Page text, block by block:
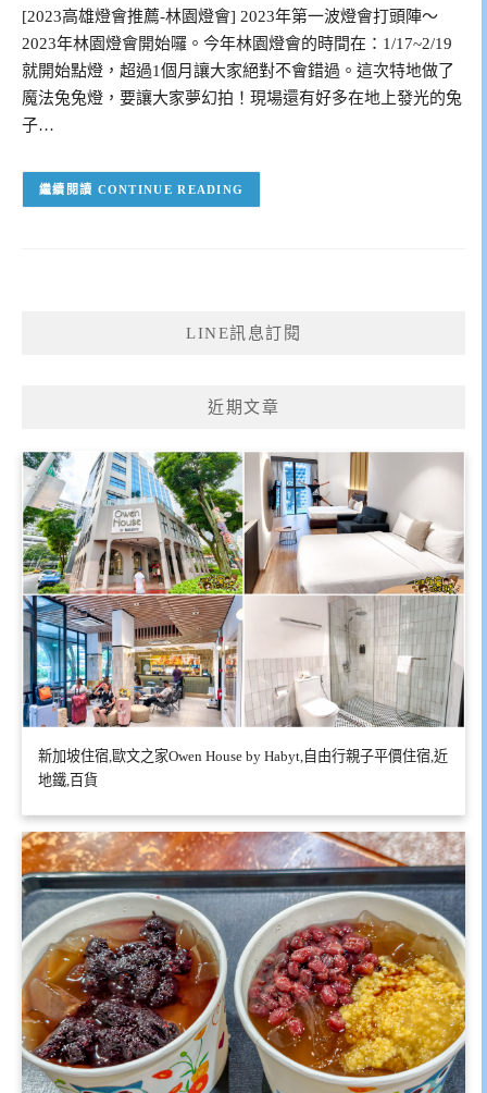
[2023高雄燈會推薦-林園燈會] 2023年第一波燈會打頭陣～
2023年林園燈會開始囉。今年林園燈會的時間在：1/17~2/19
就開始點燈，超過1個月讓大家絕對不會錯過。這次特地做了
魔法兔兔燈，要讓大家夢幻拍！現場還有好多在地上發光的兔
子…
CONTINUE READING
LINE訊息訂閱
近期文章
新加坡住宿,歐文之家Owen House by Habyt,自由行親子平價住宿,近
地鐵,百貨